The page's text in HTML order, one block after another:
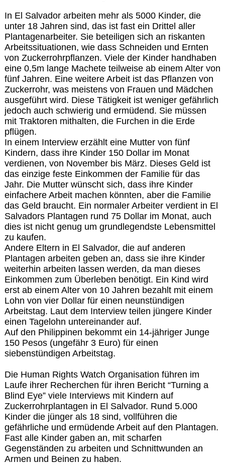
In El Salvador arbeiten mehr als 5000 Kinder, die
unter 18 Jahren sind, das ist fast ein Drittel aller
Plantagenarbeiter. Sie beteiligen sich an riskanten
Arbeitssituationen, wie dass Schneiden und Ernten
von Zuckerrohrpflanzen. Viele der Kinder handhaben
eine 0,5m lange Machete teilweise ab einem Alter von
fünf Jahren. Eine weitere Arbeit ist das Pflanzen von
Zuckerrohr, was meistens von Frauen und Mädchen
ausgeführt wird. Diese Tätigkeit ist weniger gefährlich
jedoch auch schwierig und ermüdend. Sie müssen
mit Traktoren mithalten, die Furchen in die Erde
pflügen.
In einem Interview erzählt eine Mutter von fünf
Kindern, dass ihre Kinder 150 Dollar im Monat
verdienen, von November bis März. Dieses Geld ist
das einzige feste Einkommen der Familie für das
Jahr. Die Mutter wünscht sich, dass ihre Kinder
einfachere Arbeit machen könnten, aber die Familie
das Geld braucht. Ein normaler Arbeiter verdient in El
Salvadors Plantagen rund 75 Dollar im Monat, auch
dies ist nicht genug um grundlegendste Lebensmittel
zu kaufen.
Andere Eltern in El Salvador, die auf anderen
Plantagen arbeiten geben an, dass sie ihre Kinder
weiterhin arbeiten lassen werden, da man dieses
Einkommen zum Überleben benötigt. Ein Kind wird
erst ab einem Alter von 10 Jahren bezahlt mit einem
Lohn von vier Dollar für einen neunstündigen
Arbeitstag. Laut dem Interview teilen jüngere Kinder
einen Tagelohn untereinander auf.
Auf den Philippinen bekommt ein 14-jähriger Junge
150 Pesos (ungefähr 3 Euro) für einen
siebenstündigen Arbeitstag.
Die Human Rights Watch Organisation führen im
Laufe ihrer Recherchen für ihren Bericht “Turning a
Blind Eye” viele Interviews mit Kindern auf
Zuckerrohrplantagen in El Salvador. Rund 5.000
Kinder die jünger als 18 sind, vollführen die
gefährliche und ermüdende Arbeit auf den Plantagen.
Fast alle Kinder gaben an, mit scharfen
Gegenständen zu arbeiten und Schnittwunden an
Armen und Beinen zu haben.